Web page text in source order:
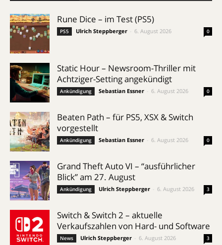
Rune Dice – im Test (PS5)
PS5 Ulrich Steppberger 6. August 2026 0
Static Hour – Newsroom-Thriller mit
Achtziger-Setting angekündigt
Ankündigung Sebastian Essner 6. August 2026 0
Beaten Path – für PS5, XSX & Switch
vorgestellt
Ankündigung Sebastian Essner 6. August 2026 0
Grand Theft Auto VI – “ausführlicher
Blick” am 27. August
Ankündigung Ulrich Steppberger 6. August 2026 3
Switch & Switch 2 – aktuelle
Verkaufszahlen von Hard- und Software
News Ulrich Steppberger 6. August 2026 3